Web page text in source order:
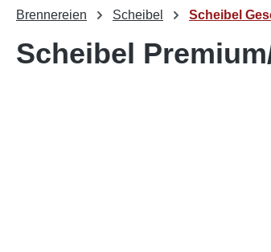
Brennereien Scheibel Scheibel
Scheibel